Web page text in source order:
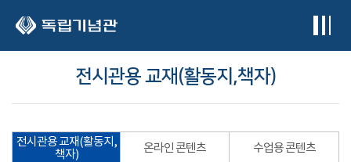
전시관용 교재(활동지,책자)
전시관용 교재(활동지,
책자)
온라인 콘텐츠 수업용 콘텐츠